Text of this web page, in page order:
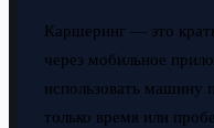
Каршеринг — это
через мобильное
использовать машину
только время или